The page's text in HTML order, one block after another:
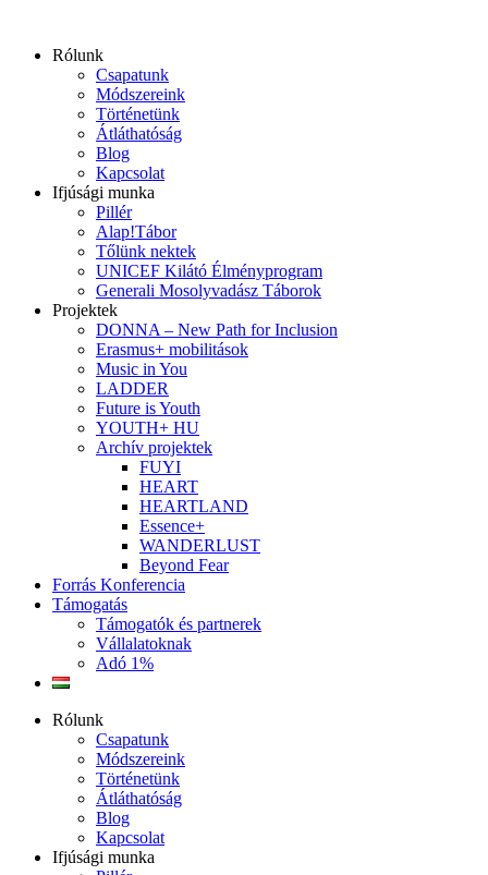
tartalomhoz
Rólunk
Csapatunk
Módszereink
Történetünk
Átláthatóság
Blog
Kapcsolat
Ifjúsági munka
Pillér
Alap!Tábor
Tőlünk nektek
UNICEF Kilátó Élményprogram
Generali Mosolyvadász Táborok
Projektek
DONNA – New Path for Inclusion
Erasmus+ mobilitások
Music in You
LADDER
Future is Youth
YOUTH+ HU
Archív projektek
FUYI
HEART
HEARTLAND
Essence+
WANDERLUST
Beyond Fear
Forrás Konferencia
Támogatás
Támogatók és partnerek
Vállalatoknak
Adó 1%
Rólunk
Csapatunk
Módszereink
Történetünk
Átláthatóság
Blog
Kapcsolat
Ifjúsági munka